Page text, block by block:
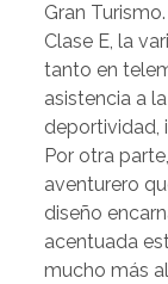
Gran
Clase E, la
tanto en
asistencia a
deportividad,
Por otra
aventurero
diseño
acentuada
mucho más